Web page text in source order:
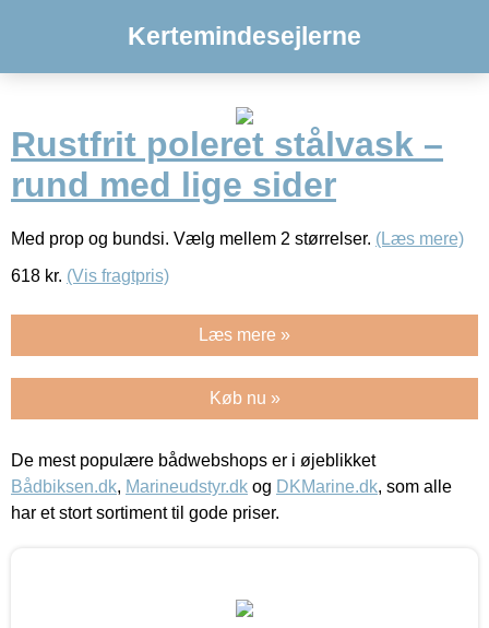
Kertemindesejlerne
Rustfrit poleret stålvask –
rund med lige sider
Med prop og bundsi. Vælg mellem 2 størrelser. (Læs mere)
618 kr. (Vis fragtpris)
Læs mere »
Køb nu »
De mest populære bådwebshops er i øjeblikket
Bådbiksen.dk, Marineudstyr.dk og DKMarine.dk, som alle
har et stort sortiment til gode priser.